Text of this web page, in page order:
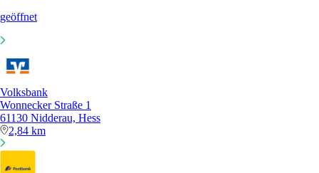
geöffnet
Volksbank
Wonnecker Straße 1
61130 Nidderau, Hess
2,84 km